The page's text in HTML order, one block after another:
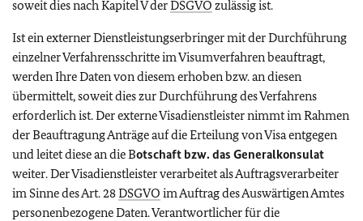
soweit dies nach Kapitel V derDSGVO zulässig ist.
Ist ein externer Dienstleistungserbringer mit der Durchführung
einzelner Verfahrensschritte im Visumverfahren beauftragt,
werden Ihre Daten von diesem erhoben bzw. an diesen
übermittelt, soweit dies zur Durchführung des Verfahrens
erforderlich ist. Der externe Visadienstleister nimmt im Rahmen
der Beauftragung Anträge auf die Erteilung von Visa entgegen
und leitet diese an die Botschaft bzw. das Generalkonsulat
weiter. Der Visadienstleister verarbeitet als Auftragsverarbeiter
im Sinne des Art. 28DSGVO im Auftrag des Auswärtigen Amtes
personenbezogene Daten. Verantwortlicher für die